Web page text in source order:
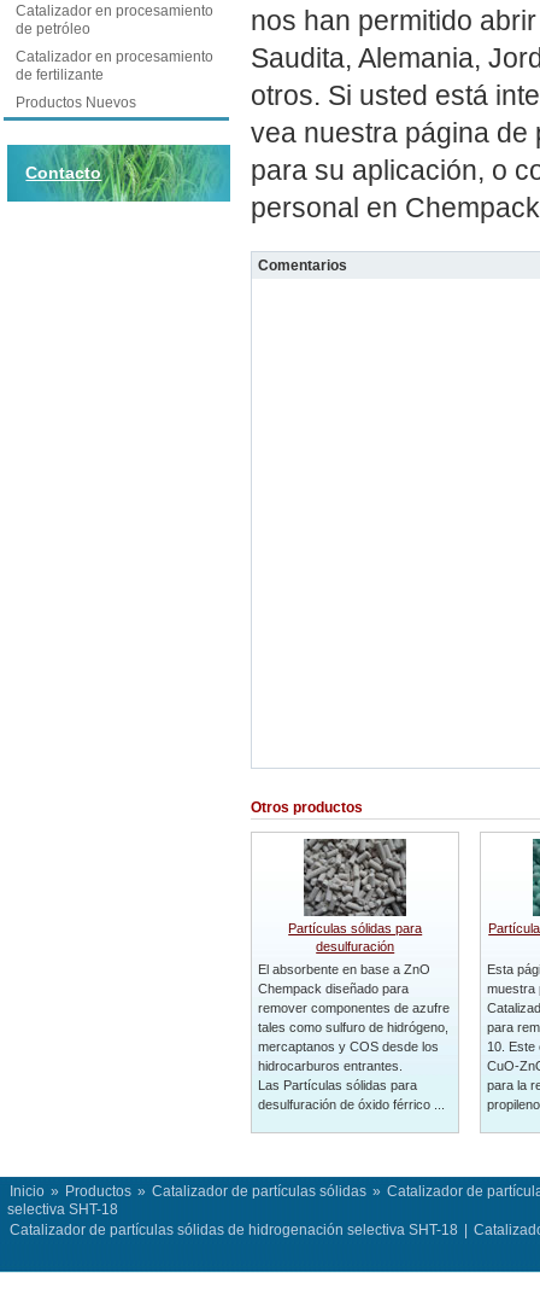
Catalizador en procesamiento
de petróleo
Catalizador en procesamiento
de fertilizante
Productos Nuevos
Contacto
nos han permitido
Saudita, Alemania,
otros. Si usted está
vea nuestra página
para su aplicación, o
personal en
Comentarios
Otros productos
Partículas sólidas para
desulfuración
El absorbente en base a ZnO
Chempack diseñado para
remover componentes de azufre
tales como sulfuro de hidrógeno,
mercaptanos y COS desde los
hidrocarburos entrantes.
Las Partículas sólidas para
desulfuración de óxido férrico ...
Esta
muestra
para
10. Este
CuO-
para la
Inicio » Productos » Catalizador de partículas sólidas » Catalizador de
selectiva SHT-18
Catalizador de partículas sólidas de hidrogenación selectiva SHT-18 |